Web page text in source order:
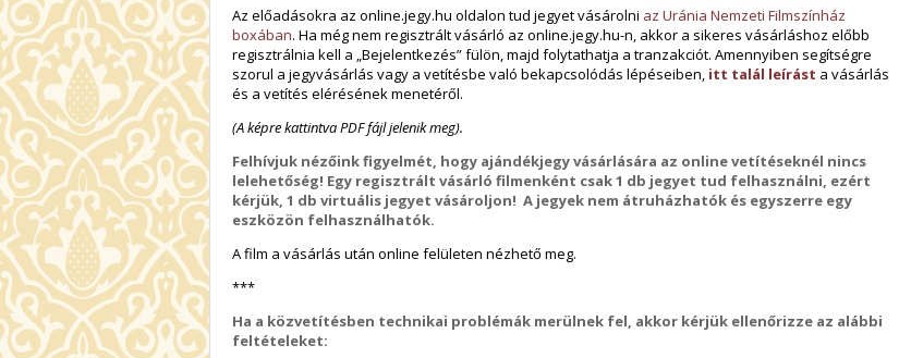
Az előadásokra az online.jegy.hu oldalon tud jegyet vásárolni az Uránia Nemzeti Filmszínház
boxában. Ha még nem regisztrált vásárló az online.jegy.hu-n, akkor a sikeres vásárláshoz előbb
regisztrálnia kell a „Bejelentkezés” fülön, majd folytathatja a tranzakciót. Amennyiben segítségre
szorul a jegyvásárlás vagy a vetítésbe való bekapcsolódás lépéseiben, itt talál leírást a vásárlás
és a vetítés elérésének menetéről.
(A képre kattintva PDF fájl jelenik meg).
Felhívjuk nézőink figyelmét, hogy ajándékjegy vásárlására az online vetítéseknél nincs
lelehetőség! Egy regisztrált vásárló filmenként csak 1 db jegyet tud felhasználni, ezért
kérjük, 1 db virtuális jegyet vásároljon! A jegyek nem átruházhatók és egyszerre egy
eszközön felhasználhatók.
A film a vásárlás után online felületen nézhető meg.
***
Ha a közvetítésben technikai problémák merülnek fel, akkor kérjük ellenőrizze az alábbi
feltételeket: